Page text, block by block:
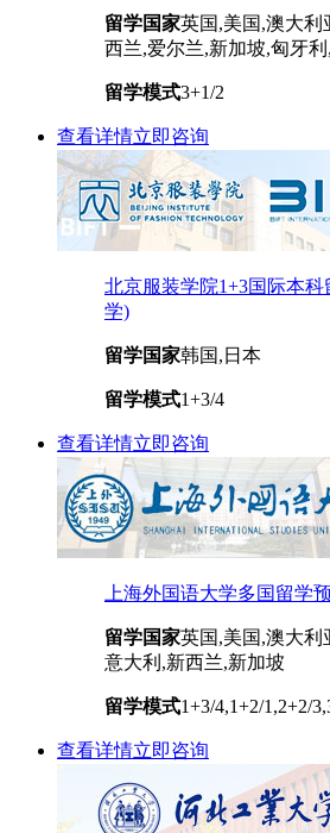
留学国家英国,美国,澳大利
西兰,爱尔兰,新加坡,匈牙
留学模式3+1/2
查看详情立即咨询
北京服装学院1+3国际本
学)
留学国家韩国,日本
留学模式1+3/4
查看详情立即咨询
上海外国语大学多国留学
留学国家英国,美国,澳大利
意大利,新西兰,新加坡
留学模式1+3/4,1+2/1,2+2/
查看详情立即咨询